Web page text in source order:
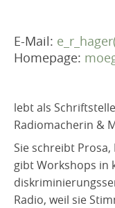
E-Mail:
Homepage:
lebt als
Radiomacherin &
Sie schreibt
gibt Workshops in
Radio, weil sie